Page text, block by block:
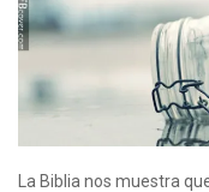
La Biblia nos muestra